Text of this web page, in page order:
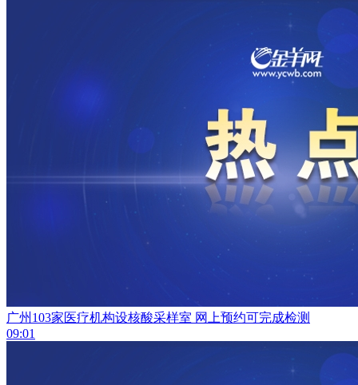
广州103家医疗机构设核酸采样室 网上预约可完成检测
09:01